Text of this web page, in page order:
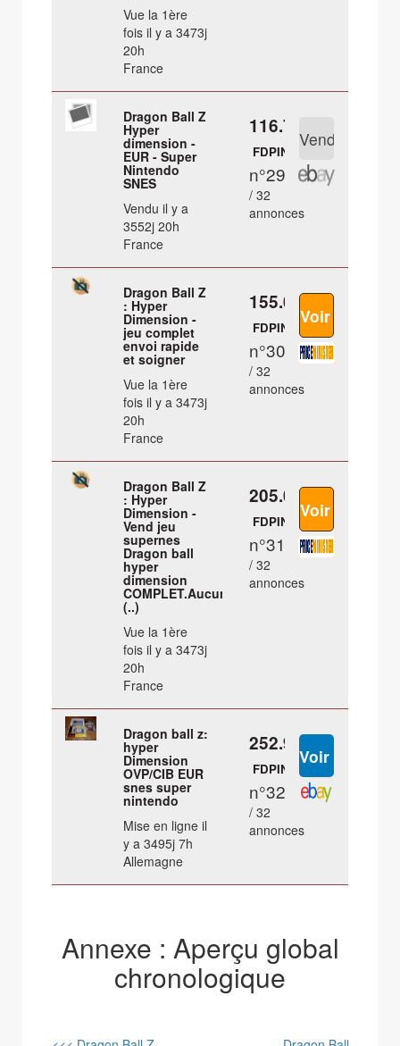
Vue la 1ère
fois il y a 3473j
20h
France
Dragon Ball Z
Hyper
dimension -
EUR - Super
Nintendo
SNES
Vendu il y a
3552j 20h
France
116.7 €
FDPIN
n°29
/ 32
annonces
Dragon Ball Z
: Hyper
Dimension -
jeu complet
envoi rapide
et soigner
Vue la 1ère
fois il y a 3473j
20h
France
155.05 €
FDPIN
n°30
/ 32
annonces
Dragon Ball Z
: Hyper
Dimension -
Vend jeu
supernes
Dragon ball
hyper
dimension
COMPLET.Aucune
(..)
Vue la 1ère
fois il y a 3473j
20h
France
205.05 €
FDPIN
n°31
/ 32
annonces
Dragon ball z:
hyper
Dimension
OVP/CIB EUR
snes super
nintendo
Mise en ligne il
y a 3495j 7h
Allemagne
252.99 €
FDPIN
n°32
/ 32
annonces
Annexe : Aperçu global
chronologique